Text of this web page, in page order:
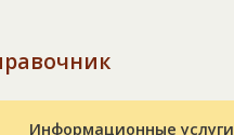
Информационные услуги